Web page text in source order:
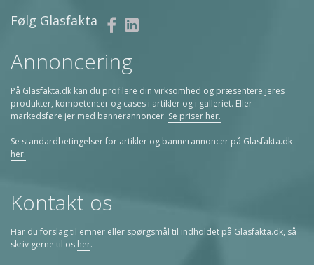
Følg Glasfakta
Annoncering
På Glasfakta.dk kan du profilere din virksomhed og præsentere jeres
produkter, kompetencer og cases i artikler og i galleriet. Eller
markedsføre jer med bannerannoncer. Se priser her.
Se standardbetingelser for artikler og bannerannoncer på Glasfakta.dk
her.
Kontakt os
Har du forslag til emner eller spørgsmål til indholdet på Glasfakta.dk, så
skriv gerne til os her.